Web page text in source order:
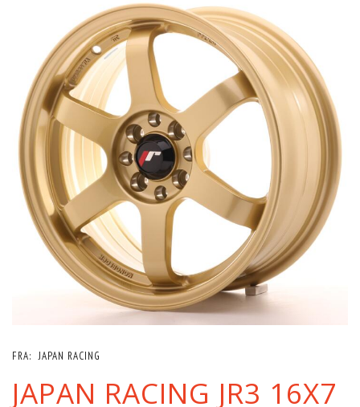
FRA: JAPAN RACING
JAPAN RACING JR3 16X7